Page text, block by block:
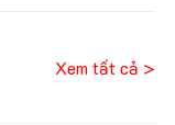
Xem tất cả >